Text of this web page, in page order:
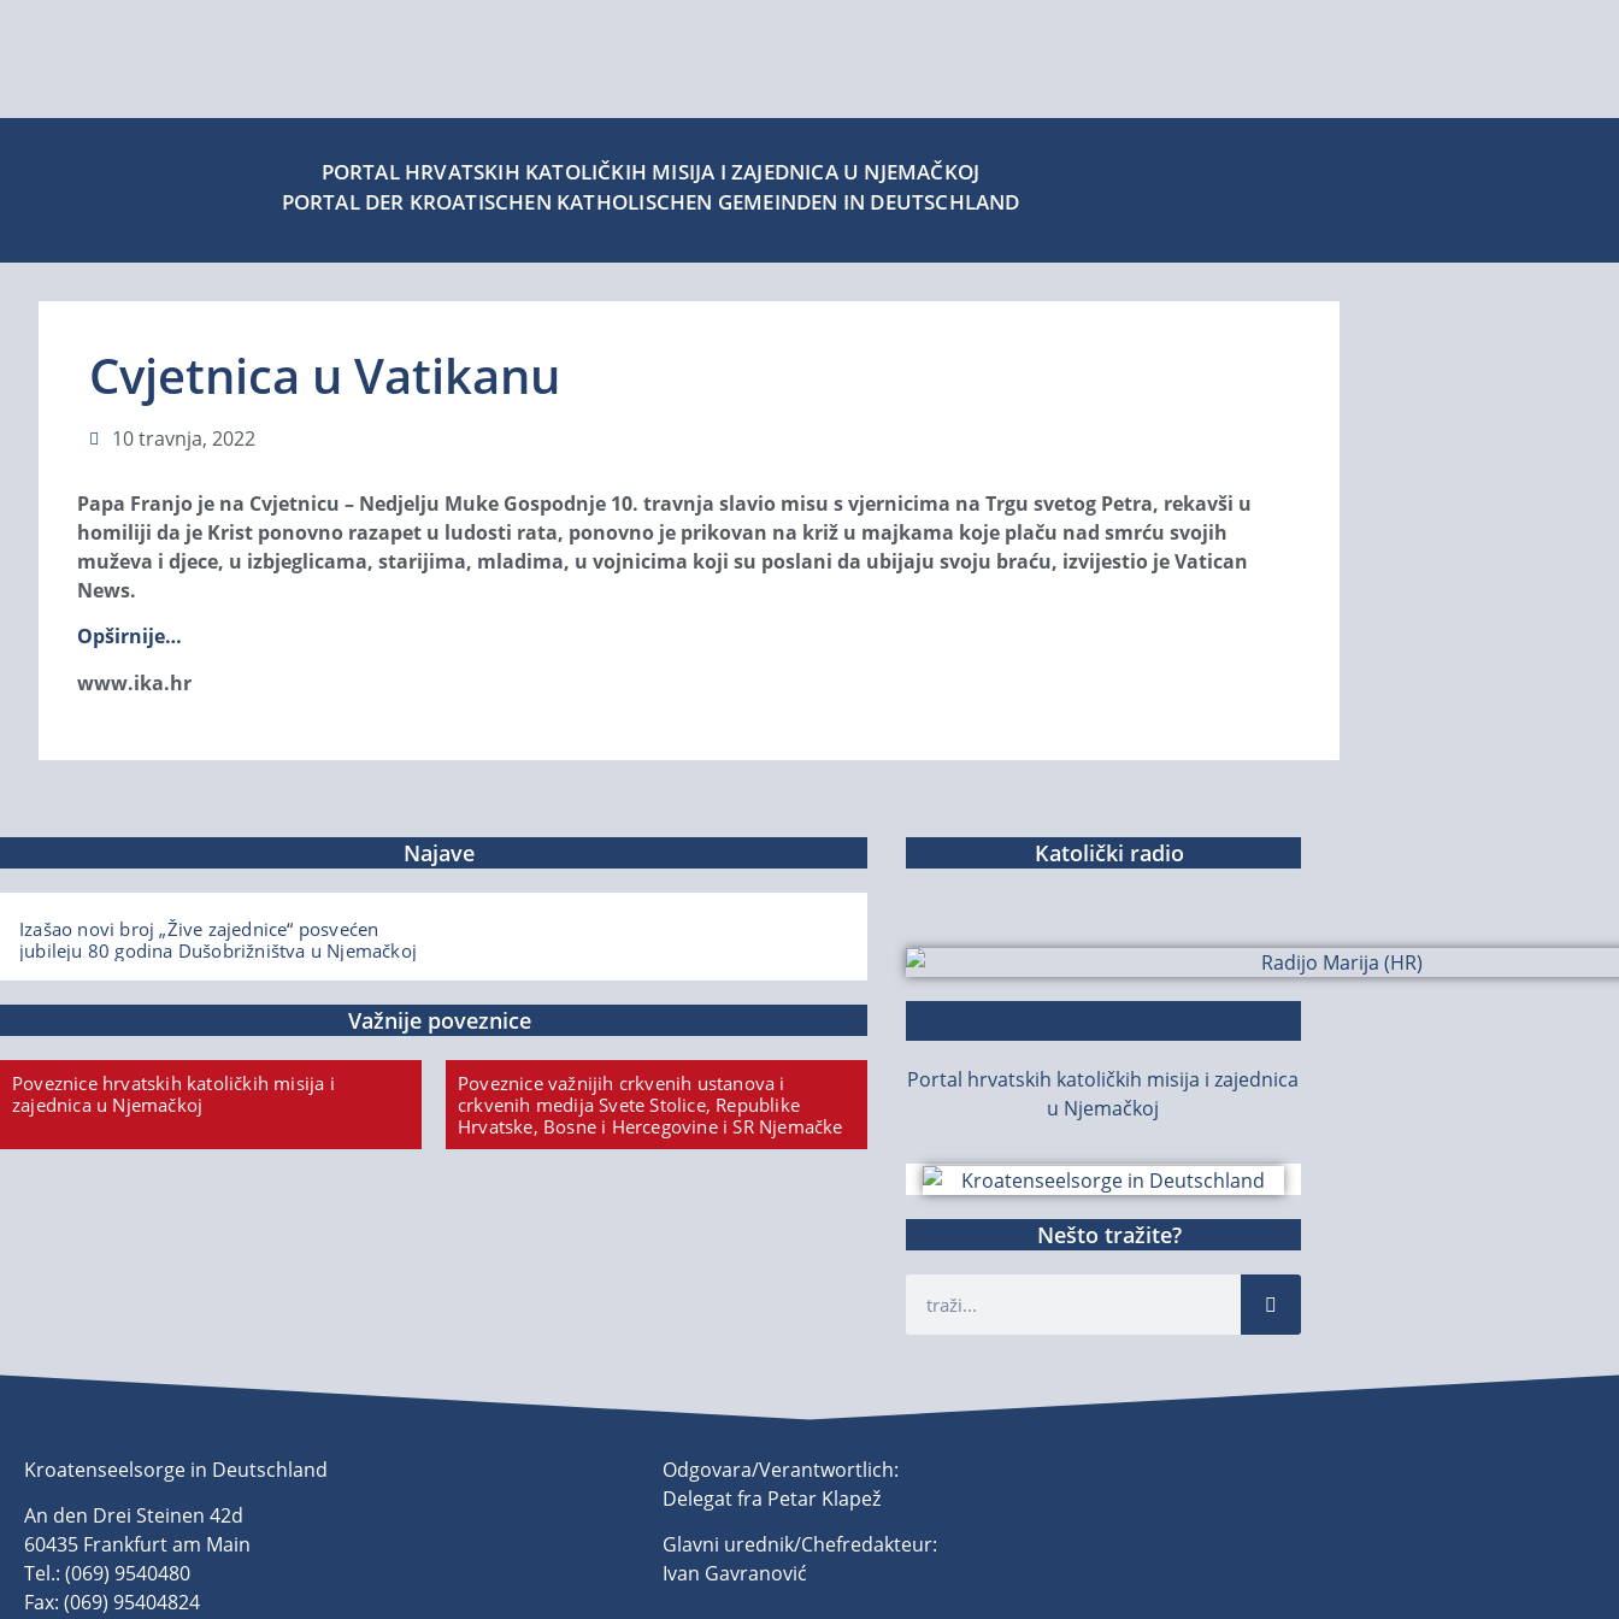
PORTAL HRVATSKIH KATOLIČKIH MISIJA I ZAJEDNICA U NJEMAČKOJ
PORTAL DER KROATISCHEN KATHOLISCHEN GEMEINDEN IN DEUTSCHLAND
Cvjetnica u Vatikanu
10 travnja, 2022
Papa Franjo je na Cvjetnicu – Nedjelju Muke Gospodnje 10. travnja slavio misu s vjernicima na Trgu svetog Petra, rekavši u
homiliji da je Krist ponovno razapet u ludosti rata, ponovno je prikovan na križ u majkama koje plaču nad smrću svojih
muževa i djece, u izbjeglicama, starijima, mladima, u vojnicima koji su poslani da ubijaju svoju braću, izvijestio je Vatican
News.
Opširnije…
www.ika.hr
Najave
Izašao novi broj „Žive zajednice“ posvećen
jubileju 80 godina Dušobrižništva u Njemačkoj
Važnije poveznice
Poveznice hrvatskih katoličkih misija i
zajednica u Njemačkoj
Poveznice važnijih crkvenih ustanova i
crkvenih medija Svete Stolice, Republike
Hrvatske, Bosne i Hercegovine i SR Njemačke
Katolički radio
Portal hrvatskih katoličkih misija i zajednica
u Njemačkoj
Nešto tražite?
Kroatenseelsorge in Deutschland
An den Drei Steinen 42d
60435 Frankfurt am Main
Tel.: (069) 9540480
Fax: (069) 95404824
Odgovara/Verantwortlich:
Delegat fra Petar Klapež
Glavni urednik/Chefredakteur:
Ivan Gavranović